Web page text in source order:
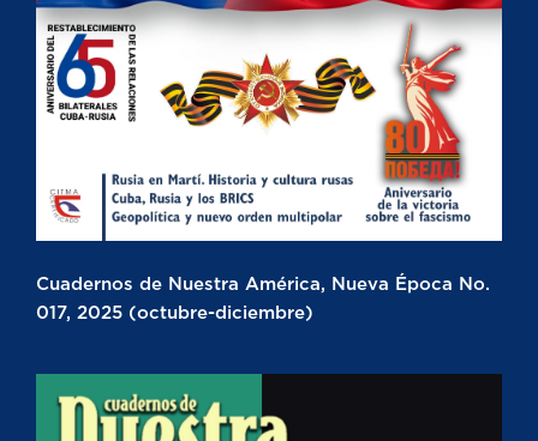
Cuadernos de Nuestra América, Nueva Época No.
017, 2025 (octubre-diciembre)